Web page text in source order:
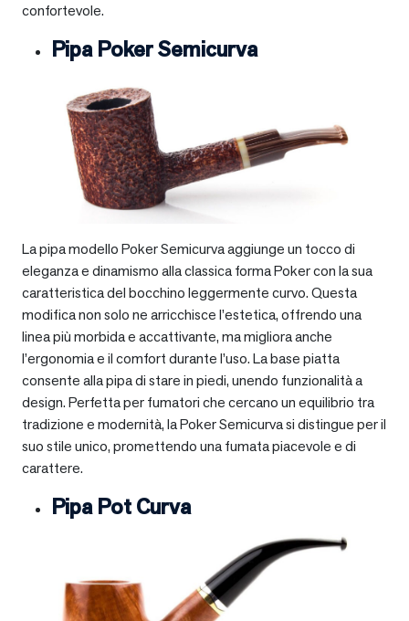
confortevole.
Pipa Poker Semicurva
La pipa modello Poker Semicurva aggiunge un tocco di
eleganza e dinamismo alla classica forma Poker con la sua
caratteristica del bocchino leggermente curvo. Questa
modifica non solo ne arricchisce l’estetica, offrendo una
linea più morbida e accattivante, ma migliora anche
l’ergonomia e il comfort durante l’uso. La base piatta
consente alla pipa di stare in piedi, unendo funzionalità a
design. Perfetta per fumatori che cercano un equilibrio tra
tradizione e modernità, la Poker Semicurva si distingue per il
suo stile unico, promettendo una fumata piacevole e di
carattere.
Pipa Pot Curva